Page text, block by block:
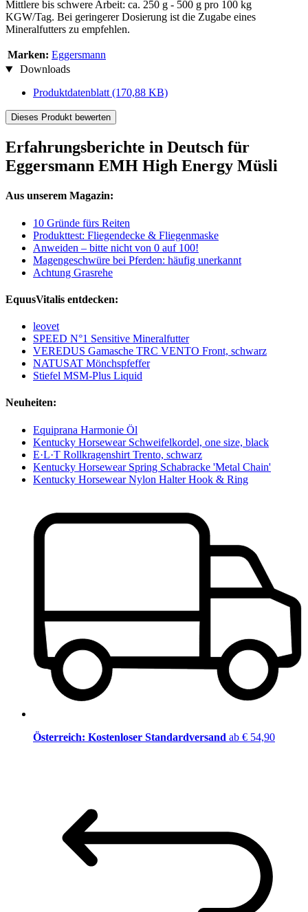
Mittlere bis schwere Arbeit: ca. 250 g - 500 g pro 100 kg
KGW/Tag. Bei geringerer Dosierung ist die Zugabe eines
Mineralfutters zu empfehlen.
Marken: Eggersmann
Downloads
Produktdatenblatt (170,88 KB)
Dieses Produkt bewerten
Erfahrungsberichte in Deutsch für
Eggersmann EMH High Energy Müsli
Aus unserem Magazin:
10 Gründe fürs Reiten
Produkttest: Fliegendecke & Fliegenmaske
Anweiden – bitte nicht von 0 auf 100!
Magengeschwüre bei Pferden: häufig unerkannt
Achtung Grasrehe
EquusVitalis entdecken:
leovet
SPEED N°1 Sensitive Mineralfutter
VEREDUS Gamasche TRC VENTO Front, schwarz
NATUSAT Mönchspfeffer
Stiefel MSM-Plus Liquid
Neuheiten:
Equiprana Harmonie Öl
Kentucky Horsewear Schweifelkordel, one size, black
E·L·T Rollkragenshirt Trento, schwarz
Kentucky Horsewear Spring Schabracke 'Metal Chain'
Kentucky Horsewear Nylon Halter Hook & Ring
Österreich: Kostenloser Standardversand ab € 54,90